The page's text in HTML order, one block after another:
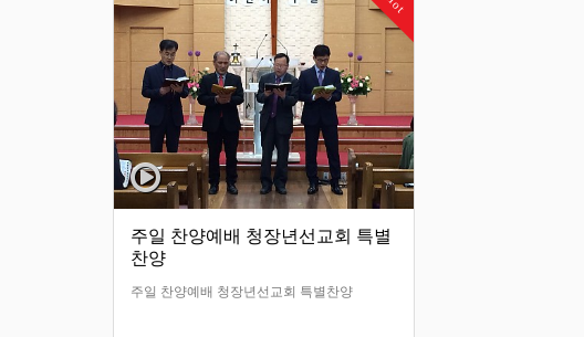
주일 찬양예배 청장년선교회 특별
찬양
주일 찬양예배 청장년선교회 특별찬양